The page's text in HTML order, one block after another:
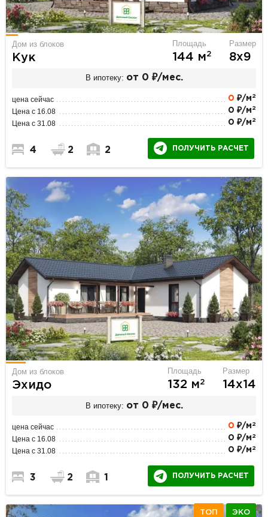
Дом из блоков
Кук
Площадь
144 м2
Размер
8х9
В ипотеку: от 0 ₽/мес.
цена сейчас 0 ₽/м 2
Цена с 16.08 0 ₽/м 2
Цена с 31.08 0 ₽/м 2
4 2 2 ПОЛУЧИТЬ РАСЧЕТ
Дом из блоков
Эхидо
Площадь
132 м2
Размер
14х14
В ипотеку: от 0 ₽/мес.
цена сейчас 0 ₽/м 2
Цена с 16.08 0 ₽/м 2
Цена с 31.08 0 ₽/м 2
3 2 1 ПОЛУЧИТЬ РАСЧЕТ
ТОП ЭКО